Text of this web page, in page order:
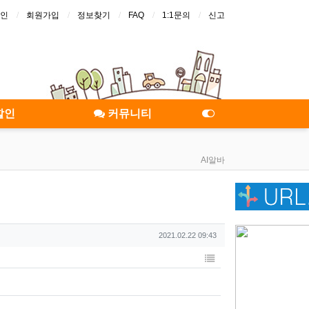
회원가입 정보찾기 FAQ 1:1문의 신고
인 커뮤니티
AI알바
작성일
2021.02.22 09:43
목록